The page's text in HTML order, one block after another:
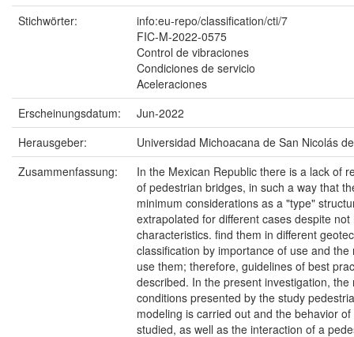
Stichwörter:
info:eu-repo/classification/cti/7
FIC-M-2022-0575
Control de vibraciones
Condiciones de servicio
Aceleraciones
Erscheinungsdatum:
Jun-2022
Herausgeber:
Universidad Michoacana de San Nicolás
Zusammenfassung:
In the Mexican Republic there is a lack of
of pedestrian bridges, in such a way that
minimum considerations as a "type"
extrapolated for different cases despite
characteristics. find them in different
classification by importance of use and
use them; therefore, guidelines of best
described. In the present investigation,
conditions presented by the study
modeling is carried out and the behavior
studied, as well as the interaction of a